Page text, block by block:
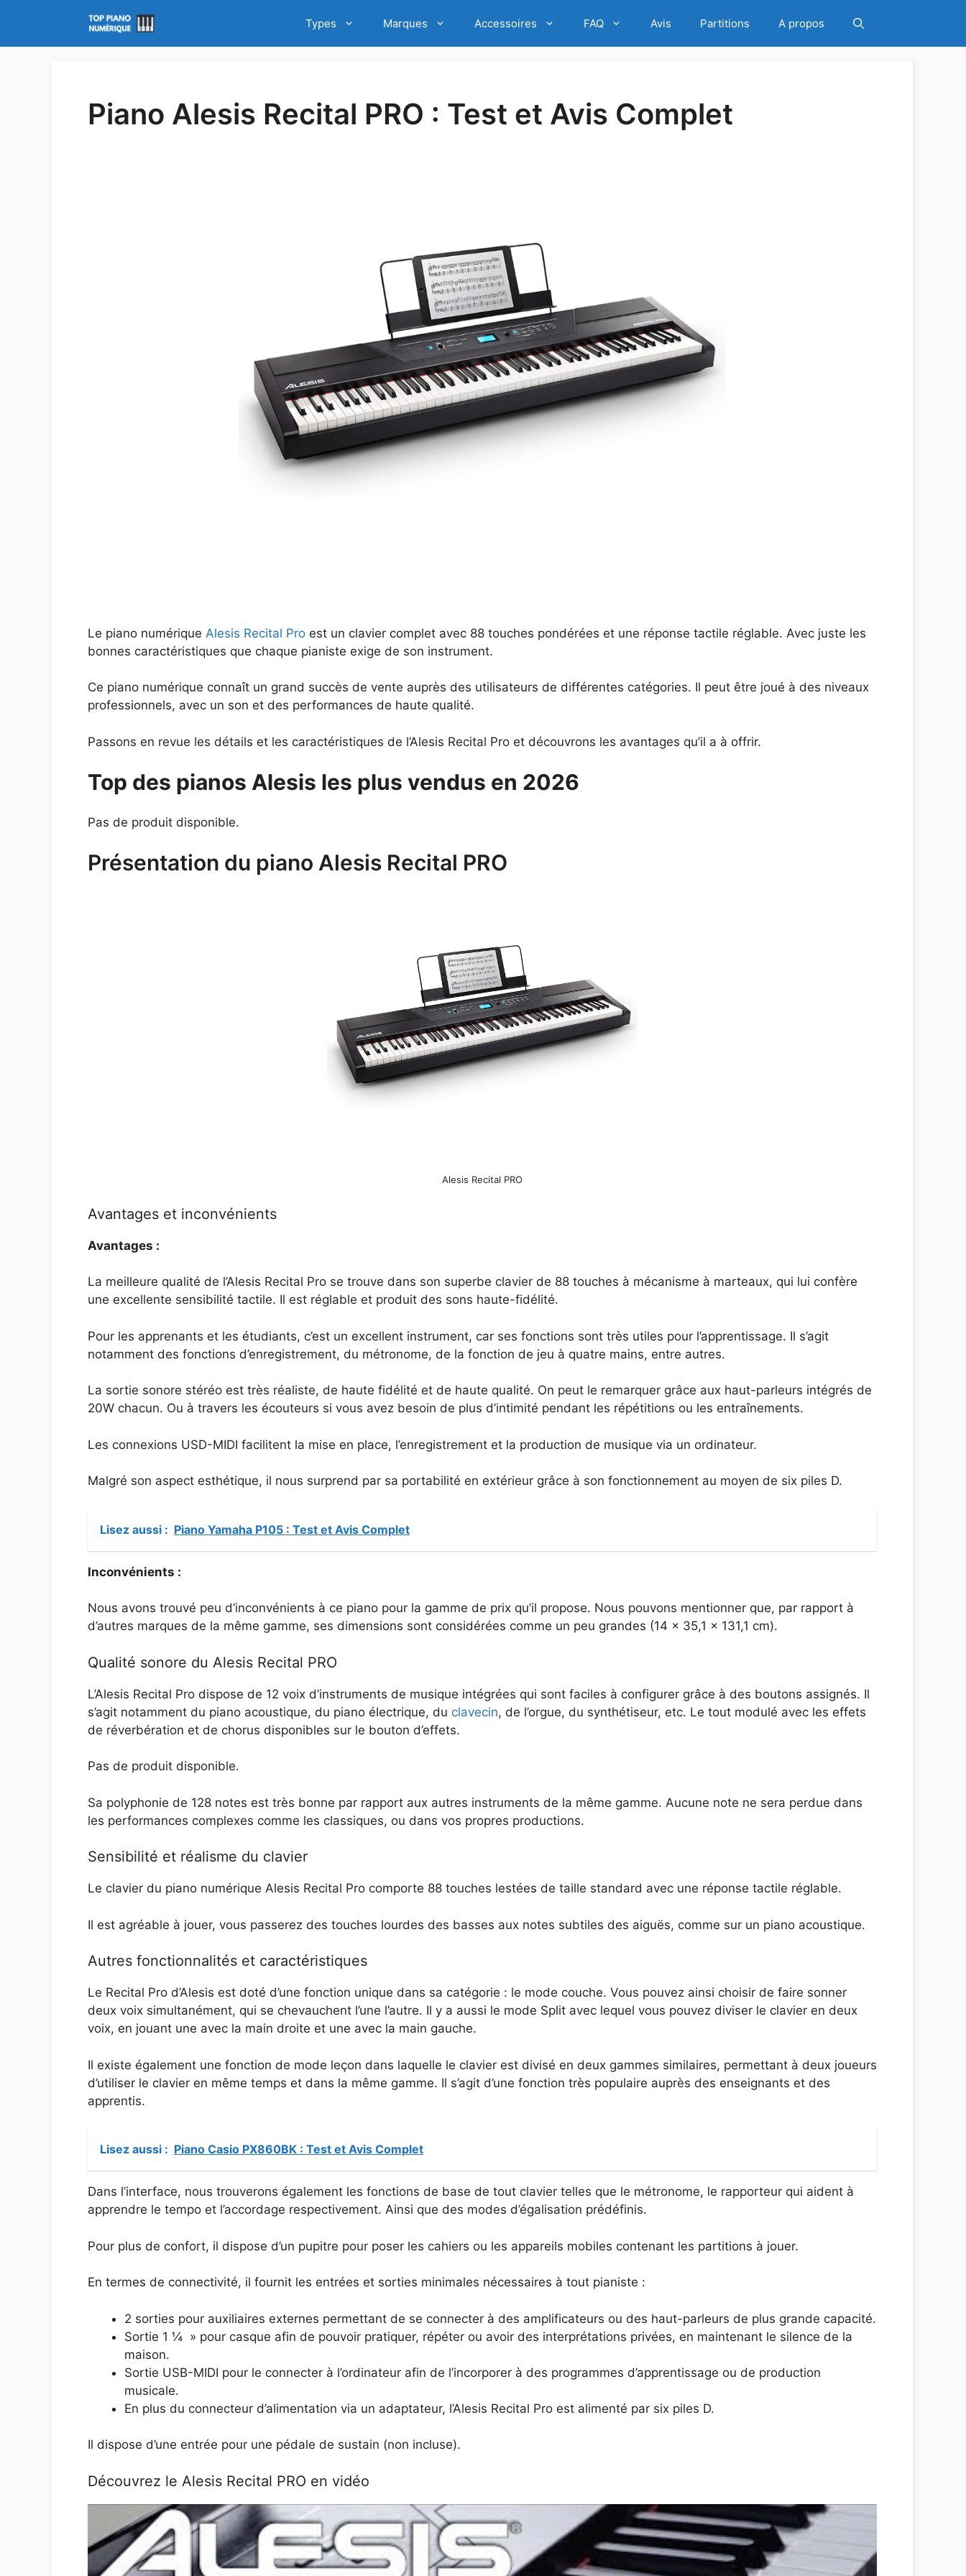
contenu
Types Marques Accessoires FAQ Avis Partitions A propos
Piano Alesis Recital PRO : Test et Avis Complet
Le piano numérique Alesis Recital Pro est un clavier complet avec 88 touches pondérées et une réponse tactile réglable. Avec juste les
bonnes caractéristiques que chaque pianiste exige de son instrument.
Ce piano numérique connaît un grand succès de vente auprès des utilisateurs de différentes catégories. Il peut être joué à des niveaux
professionnels, avec un son et des performances de haute qualité.
Passons en revue les détails et les caractéristiques de l’Alesis Recital Pro et découvrons les avantages qu’il a à offrir.
Top des pianos Alesis les plus vendus en 2026
Pas de produit disponible.
Présentation du piano Alesis Recital PRO
Alesis Recital PRO
Avantages et inconvénients
Avantages :
La meilleure qualité de l’Alesis Recital Pro se trouve dans son superbe clavier de 88 touches à mécanisme à marteaux, qui lui confère
une excellente sensibilité tactile. Il est réglable et produit des sons haute-fidélité.
Pour les apprenants et les étudiants, c’est un excellent instrument, car ses fonctions sont très utiles pour l’apprentissage. Il s’agit
notamment des fonctions d’enregistrement, du métronome, de la fonction de jeu à quatre mains, entre autres.
La sortie sonore stéréo est très réaliste, de haute fidélité et de haute qualité. On peut le remarquer grâce aux haut-parleurs intégrés de
20W chacun. Ou à travers les écouteurs si vous avez besoin de plus d’intimité pendant les répétitions ou les entraînements.
Les connexions USD-MIDI facilitent la mise en place, l’enregistrement et la production de musique via un ordinateur.
Malgré son aspect esthétique, il nous surprend par sa portabilité en extérieur grâce à son fonctionnement au moyen de six piles D.
Lisez aussi : Piano Yamaha P105 : Test et Avis Complet
Inconvénients :
Nous avons trouvé peu d’inconvénients à ce piano pour la gamme de prix qu’il propose. Nous pouvons mentionner que, par rapport à
d’autres marques de la même gamme, ses dimensions sont considérées comme un peu grandes (14 x 35,1 x 131,1 cm).
Qualité sonore du Alesis Recital PRO
L’Alesis Recital Pro dispose de 12 voix d’instruments de musique intégrées qui sont faciles à configurer grâce à des boutons assignés. Il
s’agit notamment du piano acoustique, du piano électrique, du clavecin, de l’orgue, du synthétiseur, etc. Le tout modulé avec les effets
de réverbération et de chorus disponibles sur le bouton d’effets.
Pas de produit disponible.
Sa polyphonie de 128 notes est très bonne par rapport aux autres instruments de la même gamme. Aucune note ne sera perdue dans
les performances complexes comme les classiques, ou dans vos propres productions.
Sensibilité et réalisme du clavier
Le clavier du piano numérique Alesis Recital Pro comporte 88 touches lestées de taille standard avec une réponse tactile réglable.
Il est agréable à jouer, vous passerez des touches lourdes des basses aux notes subtiles des aiguës, comme sur un piano acoustique.
Autres fonctionnalités et caractéristiques
Le Recital Pro d’Alesis est doté d’une fonction unique dans sa catégorie : le mode couche. Vous pouvez ainsi choisir de faire sonner
deux voix simultanément, qui se chevauchent l’une l’autre. Il y a aussi le mode Split avec lequel vous pouvez diviser le clavier en deux
voix, en jouant une avec la main droite et une avec la main gauche.
Il existe également une fonction de mode leçon dans laquelle le clavier est divisé en deux gammes similaires, permettant à deux joueurs
d’utiliser le clavier en même temps et dans la même gamme. Il s’agit d’une fonction très populaire auprès des enseignants et des
apprentis.
Lisez aussi : Piano Casio PX860BK : Test et Avis Complet
Dans l’interface, nous trouverons également les fonctions de base de tout clavier telles que le métronome, le rapporteur qui aident à
apprendre le tempo et l’accordage respectivement. Ainsi que des modes d’égalisation prédéfinis.
Pour plus de confort, il dispose d’un pupitre pour poser les cahiers ou les appareils mobiles contenant les partitions à jouer.
En termes de connectivité, il fournit les entrées et sorties minimales nécessaires à tout pianiste :
2 sorties pour auxiliaires externes permettant de se connecter à des amplificateurs ou des haut-parleurs de plus grande capacité.
Sortie 1 ¼ » pour casque afin de pouvoir pratiquer, répéter ou avoir des interprétations privées, en maintenant le silence de la
maison.
Sortie USB-MIDI pour le connecter à l’ordinateur afin de l’incorporer à des programmes d’apprentissage ou de production
musicale.
En plus du connecteur d’alimentation via un adaptateur, l’Alesis Recital Pro est alimenté par six piles D.
Il dispose d’une entrée pour une pédale de sustain (non incluse).
Découvrez le Alesis Recital PRO en vidéo